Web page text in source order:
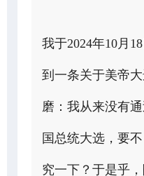
我于2024年10月
到一条关于美帝
磨：我从来没有
国总统大选，要
究一下？于是乎